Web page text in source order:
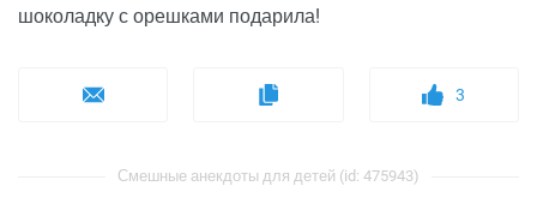
шоколадку с орешками подарила!
3
Смешные анекдоты для детей (id: 475943)